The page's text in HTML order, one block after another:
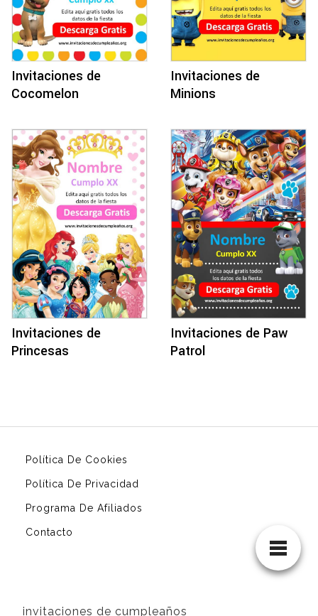
Invitaciones de
Cocomelon
Invitaciones de
Minions
Invitaciones de
Princesas
Invitaciones de Paw
Patrol
Política De Cookies
Política De Privacidad
Programa De Afiliados
Contacto
invitaciones de cumpleaños